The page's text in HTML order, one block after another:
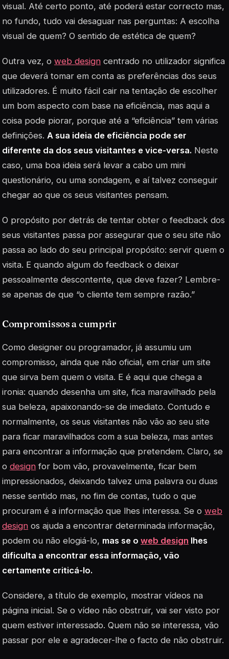
visual. Até certo ponto, até poderá estar correcto mas,
no fundo, tudo vai desaguar nas perguntas: A escolha
visual de quem? O sentido de estética de quem?
Outra vez, o web design centrado no utilizador significa
que deverá tomar em conta as preferências dos seus
utilizadores. É muito fácil cair na tentação de escolher
um bom aspecto com base na eficiência, mas aqui a
coisa pode piorar, porque até a “eficiência” tem várias
definições. A sua ideia de eficiência pode ser
diferente da dos seus visitantes e vice-versa. Neste
caso, uma boa ideia será levar a cabo um mini
questionário, ou uma sondagem, e aí talvez conseguir
chegar ao que os seus visitantes pensam.
O propósito por detrás de tentar obter o feedback dos
seus visitantes passa por assegurar que o seu site não
passa ao lado do seu principal propósito: servir quem o
visita. E quando algum do feedback o deixar
pessoalmente descontente, que deve fazer? Lembre-
se apenas de que “o cliente tem sempre razão.”
Compromissos a cumprir
Como designer ou programador, já assumiu um
compromisso, ainda que não oficial, em criar um site
que sirva bem quem o visita. E é aqui que chega a
ironia: quando desenha um site, fica maravilhado pela
sua beleza, apaixonando-se de imediato. Contudo e
normalmente, os seus visitantes não vão ao seu site
para ficar maravilhados com a sua beleza, mas antes
para encontrar a informação que pretendem. Claro, se
o design for bom vão, provavelmente, ficar bem
impressionados, deixando talvez uma palavra ou duas
nesse sentido mas, no fim de contas, tudo o que
procuram é a informação que lhes interessa. Se o web
design os ajuda a encontrar determinada informação,
podem ou não elogiá-lo, mas se o web design lhes
dificulta a encontrar essa informação, vão
certamente criticá-lo.
Considere, a título de exemplo, mostrar vídeos na
página inicial. Se o vídeo não obstruir, vai ser visto por
quem estiver interessado. Quem não se interessa, vão
passar por ele e agradecer-lhe o facto de não obstruir.